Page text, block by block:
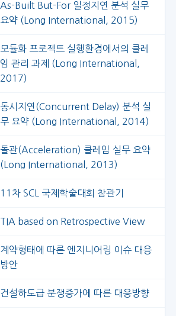
As-Built But-For 일정지연 분석 실무
요약 (Long International, 2015)
모듈화 프로젝트 실행환경에서의 클레
임 관리 과제 (Long International,
2017)
동시지연(Concurrent Delay) 분석 실
무 요약 (Long International, 2014)
돌관(Acceleration) 클레임 실무 요약
(Long International, 2013)
11차 SCL 국제학술대회 참관기
TIA based on Retrospective View
계약형태에 따른 엔지니어링 이슈 대응
방안
건설하도급 분쟁증가에 따른 대응방향